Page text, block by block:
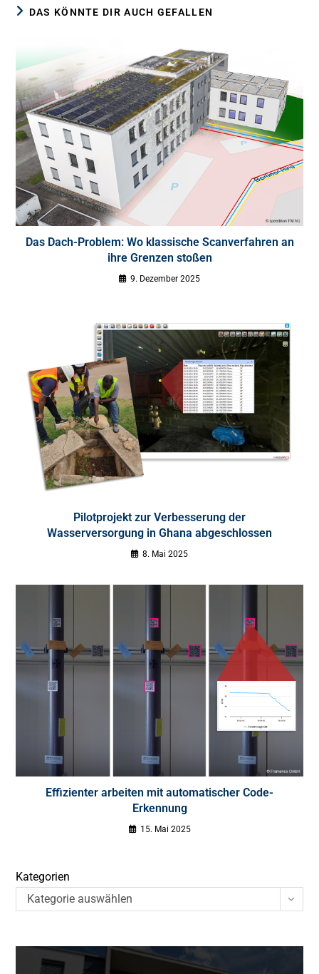
DAS KÖNNTE DIR AUCH GEFALLEN
Das Dach-Problem: Wo klassische Scanverfahren an
ihre Grenzen stoßen
9. Dezember 2025
Pilotprojekt zur Verbesserung der
Wasserversorgung in Ghana abgeschlossen
8. Mai 2025
Effizienter arbeiten mit automatischer Code-
Erkennung
15. Mai 2025
Kategorien
Kategorie auswählen